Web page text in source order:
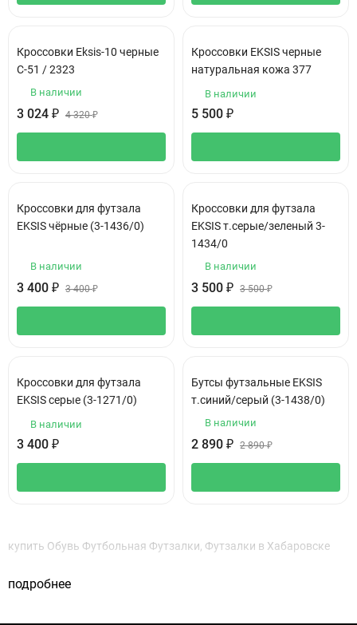
Кроссовки Eksis-10 черные
С-51 / 2323
В наличии
3 024 ₽ 4 320₽
Кроссовки EKSIS черные
натуральная кожа 377
В наличии
5 500 ₽
Кроссовки для футзала
EKSIS чёрные (3-1436/0)
В наличии
3 400 ₽ 3 400₽
Кроссовки для футзала
EKSIS т.серые/зеленый 3-
1434/0
В наличии
3 500 ₽ 3 500₽
Кроссовки для футзала
EKSIS серые (3-1271/0)
В наличии
3 400 ₽
Бутсы футзальные EKSIS
т.синий/серый (3-1438/0)
В наличии
2 890 ₽ 2 890₽
купить Обувь Футбольная Футзалки, Футзалки в Хабаровске
подробнее